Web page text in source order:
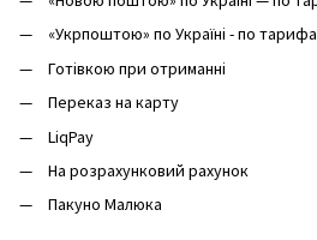
«Укрпоштою» по Україні - по
Готівкою при отриманні
Переказ на карту
LiqPay
На розрахунковий рахунок
Пакуно Малюка